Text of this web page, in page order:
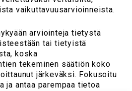
vaikuttavuusarvioinneista.
arviointeja tietystä
tai tietyistä
koska
tekeminen säätiön koko
järkeväksi. Fokusoitu
ja antaa parempaa tietoa